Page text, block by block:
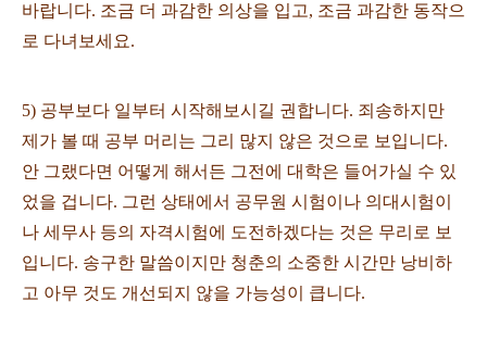
바랍니다. 조금 더 과감한 의상을 입고, 조금 과감한 동작으
로 다녀보세요.
5) 공부보다 일부터 시작해보시길 권합니다. 죄송하지만
제가 볼 때 공부 머리는 그리 많지 않은 것으로 보입니다.
안 그랬다면 어떻게 해서든 그전에 대학은 들어가실 수 있
었을 겁니다. 그런 상태에서 공무원 시험이나 의대시험이
나 세무사 등의 자격시험에 도전하겠다는 것은 무리로 보
입니다. 송구한 말씀이지만 청춘의 소중한 시간만 낭비하
고 아무 것도 개선되지 않을 가능성이 큽니다.